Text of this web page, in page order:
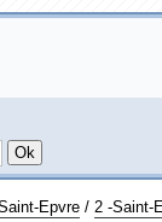
Epvre/ 2 -Saint-